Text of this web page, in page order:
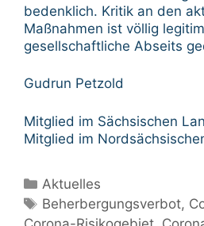
bedenklich. Kritik an den
Maßnahmen ist völlig
gesellschaftliche Abseits
Gudrun Petzold
Mitglied im Sächsischen
Mitglied im
Kategorien
Aktuelles
Schlagwörter
Beherbergungsverbot,